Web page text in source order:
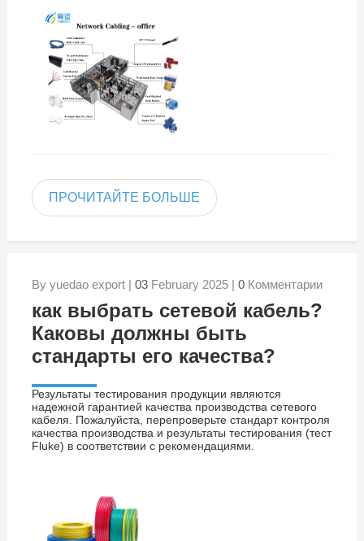
ПРОЧИТАЙТЕ БОЛЬШЕ
By yuedao export | 03February 2025 | 0Комментарии
как выбрать сетевой кабель?
Каковы должны быть
стандарты его качества?
Результаты тестирования продукции являются
надежной гарантией качества производства сетевого
кабеля. Пожалуйста, перепроверьте стандарт контроля
качества производства и результаты тестирования (тест
Fluke) в соответствии с рекомендациями.